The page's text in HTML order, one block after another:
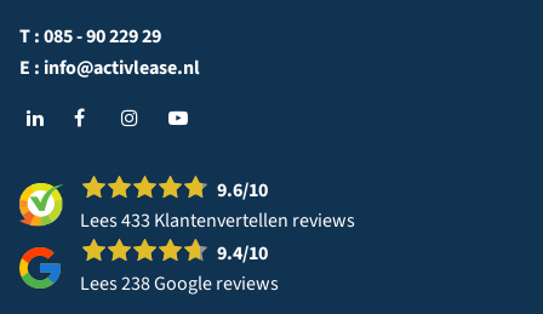
T :085 - 90 229 29
E : info@activlease.nl
9.6/10
Lees 433 Klantenvertellen reviews
9.4/10
Lees 238 Google reviews